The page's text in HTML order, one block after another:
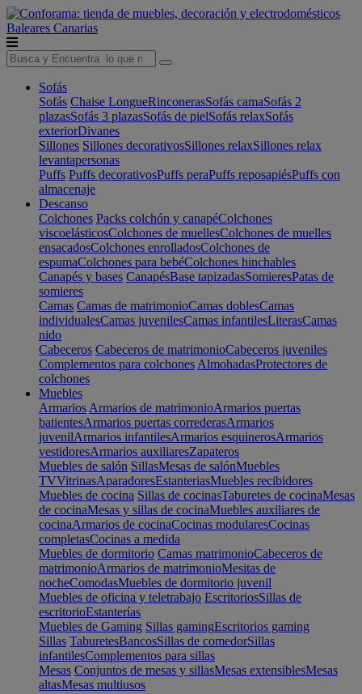
Baleares Canarias
Sofás
Sofás Chaise LongueRinconerasSofás camaSofás 2
plazasSofás 3 plazasSofás de pielSofás relaxSofás
exteriorDivanes
Sillones Sillones decorativosSillones relaxSillones relax
levantapersonas
Puffs Puffs decorativosPuffs peraPuffs reposapiésPuffs con
almacenaje
Descanso
Colchones Packs colchón y canapéColchones
viscoelásticosColchones de muellesColchones de muelles
ensacadosColchones enrolladosColchones de
espumaColchones para bebéColchones hinchables
Canapés y bases CanapésBase tapizadasSomieresPatas de
somieres
Camas Camas de matrimonioCamas doblesCamas
individualesCamas juvenilesCamas infantilesLiterasCamas
nido
Cabeceros Cabeceros de matrimonioCabeceros juveniles
Complementos para colchones AlmohadasProtectores de
colchones
Muebles
Armarios Armarios de matrimonioArmarios puertas
batientesArmarios puertas correderasArmarios
juvenilArmarios infantilesArmarios esquinerosArmarios
vestidoresArmarios auxiliaresZapateros
Muebles de salón SillasMesas de salónMuebles
TVVitrinasAparadoresEstanteriasMuebles recibidores
Muebles de cocina Sillas de cocinasTaburetes de cocinaMesas
de cocinaMesas y sillas de cocinaMuebles auxiliares de
cocinaArmarios de cocinaCocinas modularesCocinas
completasCocinas a medida
Muebles de dormitorio Camas matrimonioCabeceros de
matrimonioArmarios de matrimonioMesitas de
nocheComodasMuebles de dormitorio juvenil
Muebles de oficina y teletrabajo EscritoriosSillas de
escritorioEstanterías
Muebles de Gaming Sillas gamingEscritorios gaming
Sillas TaburetesBancosSillas de comedorSillas
infantilesComplementos para sillas
Mesas Conjuntos de mesas y sillasMesas extensiblesMesas
altasMesas multiusos